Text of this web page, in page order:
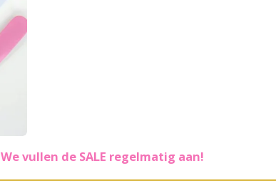
We vullen de SALE regelmatig aan!